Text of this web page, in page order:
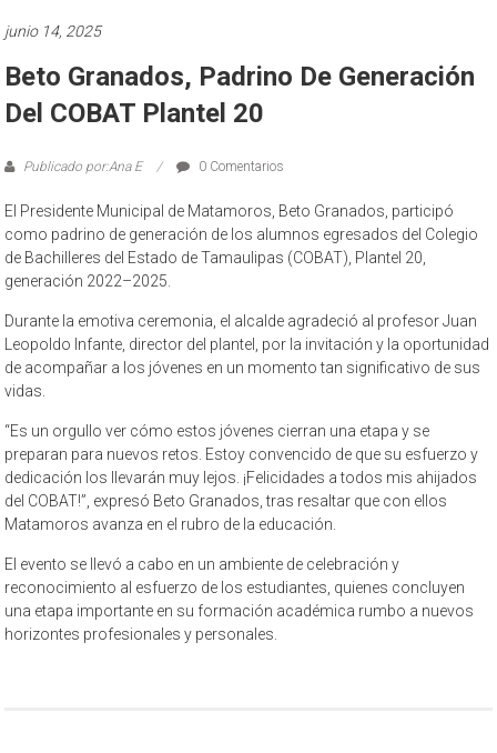
junio 14, 2025
Beto Granados, Padrino De Generación
Del COBAT Plantel 20
Publicado por:Ana E 0 Comentarios
El Presidente Municipal de Matamoros, Beto Granados, participó
como padrino de generación de los alumnos egresados del Colegio
de Bachilleres del Estado de Tamaulipas (COBAT), Plantel 20,
generación 2022–2025.
Durante la emotiva ceremonia, el alcalde agradeció al profesor Juan
Leopoldo Infante, director del plantel, por la invitación y la oportunidad
de acompañar a los jóvenes en un momento tan significativo de sus
vidas.
“Es un orgullo ver cómo estos jóvenes cierran una etapa y se
preparan para nuevos retos. Estoy convencido de que su esfuerzo y
dedicación los llevarán muy lejos. ¡Felicidades a todos mis ahijados
del COBAT!”, expresó Beto Granados, tras resaltar que con ellos
Matamoros avanza en el rubro de la educación.
El evento se llevó a cabo en un ambiente de celebración y
reconocimiento al esfuerzo de los estudiantes, quienes concluyen
una etapa importante en su formación académica rumbo a nuevos
horizontes profesionales y personales.